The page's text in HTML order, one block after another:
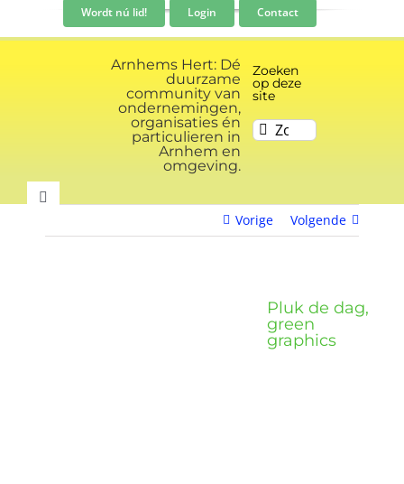
inhoud
Wordt nú lid! Login Contact
Arnhems Hert: Dé
duurzame
community van
ondernemingen,
organisaties én
particulieren in
Arnhem en
omgeving.
Zoeken
op deze
site
Zoeken
naar:
Toggle
Community
Vorige Volgende
Pluk de dag,
green
graphics